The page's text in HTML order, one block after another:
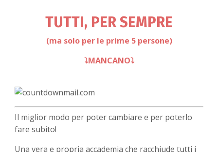
TUTTI, PER SEMPRE
(ma solo per le prime 5 persone)
⤵️MANCANO⤵️
Il miglior modo per poter cambiare e per poterlo
fare subito!
Una vera e propria accademia che racchiude tutti i